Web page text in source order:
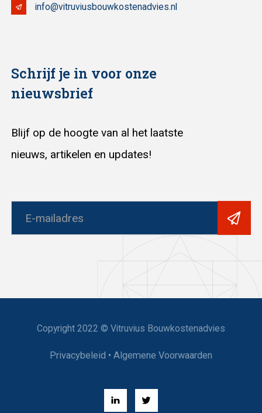
info@vitruviusbouwkostenadvies.nl
Schrijf je in voor onze
nieuwsbrief
Blijf op de hoogte van al het laatste
nieuws, artikelen en updates!
Copyright 2022 © Vitruvius Bouwkostenadvies
Privacybeleid • Algemene Voorwaarden